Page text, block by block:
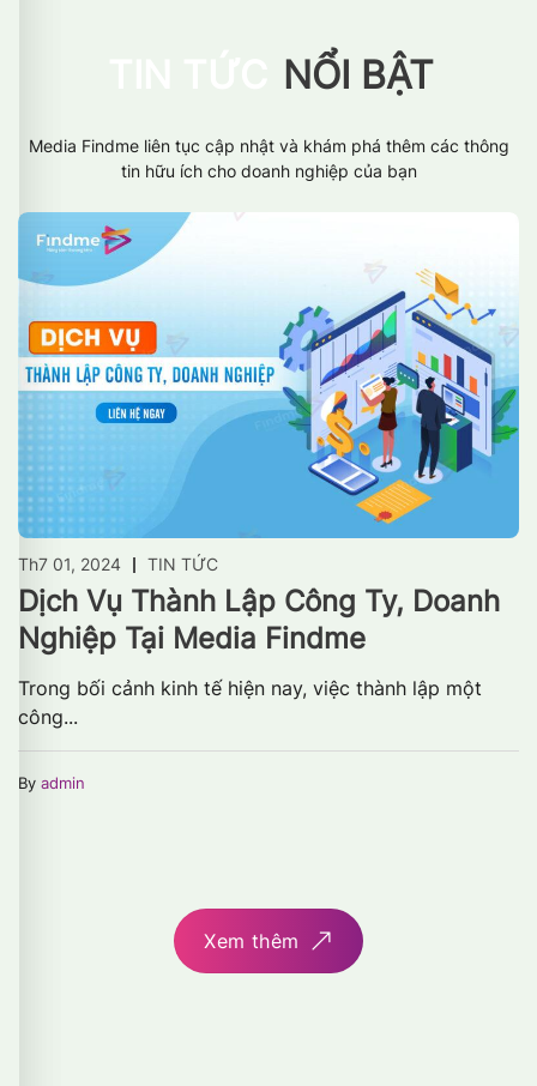
NỔI BẬT
Media Findme liên tục cập nhật và khám phá thêm các thông
tin hữu ích cho doanh nghiệp của bạn
Th7 01, 2024 TIN TỨC
Dịch Vụ Thành Lập Công Ty, Doanh
Nghiệp Tại Media Findme
Trong bối cảnh kinh tế hiện nay, việc thành lập một
công...
By admin
Xem thêm